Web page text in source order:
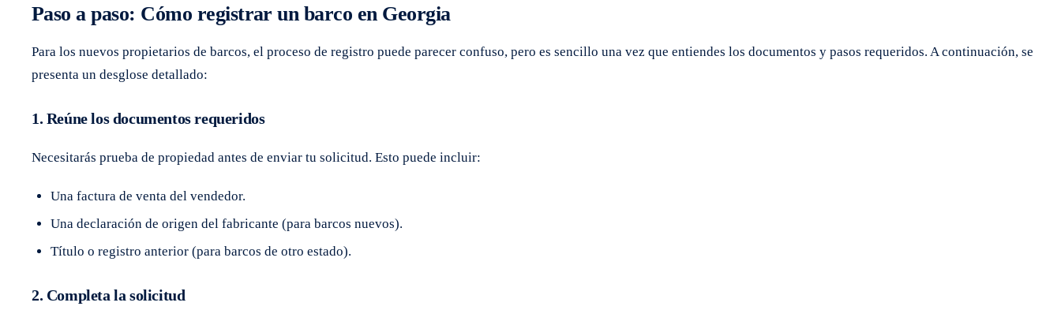
Paso a paso: Cómo registrar un barco en Georgia
Para los nuevos propietarios de barcos, el proceso de registro puede parecer confuso, pero es sencillo una vez que entiendes los documentos y pasos requeridos. A continuación, se
presenta un desglose detallado:
1. Reúne los documentos requeridos
Necesitarás prueba de propiedad antes de enviar tu solicitud. Esto puede incluir:
Una factura de venta del vendedor.
Una declaración de origen del fabricante (para barcos nuevos).
Título o registro anterior (para barcos de otro estado).
2. Completa la solicitud